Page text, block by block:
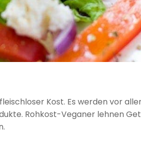
Kost. Es werden vor
Rohkost-Veganer lehnen